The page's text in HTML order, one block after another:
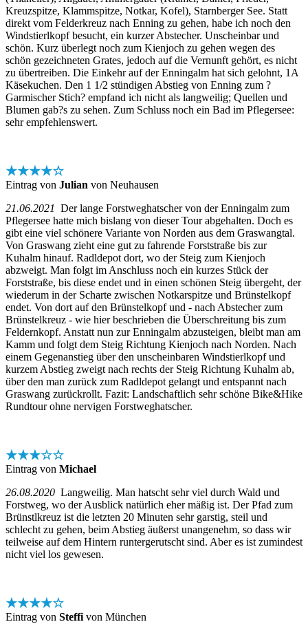
Kreuzspitze, Klammspitze, Notkar, Kofel), Starnberger See. Statt
direkt vom Felderkreuz nach Enning zu gehen, habe ich noch den
Windstierlkopf besucht, ein kurzer Abstecher. Unscheinbar und
schön. Kurz überlegt noch zum Kienjoch zu gehen wegen des
schön gezeichneten Grates, jedoch auf die Vernunft gehört, es nicht
zu übertreiben. Die Einkehr auf der Enningalm hat sich gelohnt, 1A
Käsekuchen. Den 1 1/2 stündigen Abstieg von Enning zum ?
Garmischer Stich? empfand ich nicht als langweilig; Quellen und
Blumen gab?s zu sehen. Zum Schluss noch ein Bad im Pflegersee:
sehr empfehlenswert.
★★★★☆
Eintrag von Julian von Neuhausen
21.06.2021 Der lange Forstweghatscher von der Enningalm zum
Pflegersee hatte mich bislang von dieser Tour abgehalten. Doch es
gibt eine viel schönere Variante von Norden aus dem Graswangtal.
Von Graswang zieht eine gut zu fahrende Forststraße bis zur
Kuhalm hinauf. Radldepot dort, wo der Steig zum Kienjoch
abzweigt. Man folgt im Anschluss noch ein kurzes Stück der
Forststraße, bis diese endet und in einen schönen Steig übergeht, der
wiederum in der Scharte zwischen Notkarspitze und Brünstelkopf
endet. Von dort auf den Brünstelkopf und - nach Abstecher zum
Brünstelkreuz - wie hier beschrieben die Überschreitung bis zum
Feldernkopf. Anstatt nun zur Enningalm abzusteigen, bleibt man am
Kamm und folgt dem Steig Richtung Kienjoch nach Norden. Nach
einem Gegenanstieg über den unscheinbaren Windstierlkopf und
kurzem Abstieg zweigt nach rechts der Steig Richtung Kuhalm ab,
über den man zurück zum Radldepot gelangt und entspannt nach
Graswang zurückrollt. Fazit: Landschaftlich sehr schöne Bike&Hike
Rundtour ohne nervigen Forstweghatscher.
★★★☆☆
Eintrag von Michael
26.08.2020 Langweilig. Man hatscht sehr viel durch Wald und
Forstweg, wo der Ausblick natürlich eher mäßig ist. Der Pfad zum
Brünstlkreuz ist die letzten 20 Minuten sehr garstig, steil und
schlecht zu gehen, beim Abstieg äußerst unangenehm, so dass wir
teilweise auf dem Hintern runtergerutscht sind. Aber es ist zumindest
nicht viel los gewesen.
★★★★☆
Eintrag von Steffi von München